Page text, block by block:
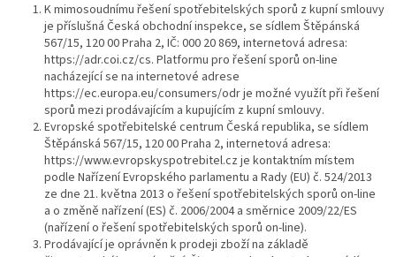
K mimosoudnímu řešení spotřebitelských sporů z kupní smlouvy
je příslušná Česká obchodní inspekce, se sídlem Štěpánská
567/15, 120 00 Praha 2, IČ: 000 20 869, internetová adresa:
https://adr.coi.cz/cs. Platformu pro řešení sporů on-line
nacházející se na internetové adrese
https://ec.europa.eu/consumers/odr je možné využít při řešení
sporů mezi prodávajícím a kupujícím z kupní smlouvy.
Evropské spotřebitelské centrum Česká republika, se sídlem
Štěpánská 567/15, 120 00 Praha 2, internetová adresa:
https://www.evropskyspotrebitel.cz je kontaktním místem
podle Nařízení Evropského parlamentu a Rady (EU) č. 524/2013
ze dne 21. května 2013 o řešení spotřebitelských sporů on-line
a o změně nařízení (ES) č. 2006/2004 a směrnice 2009/22/ES
(nařízení o řešení spotřebitelských sporů on-line).
Prodávající je oprávněn k prodeji zboží na základě